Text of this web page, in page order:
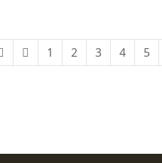
1 2 3 4 5